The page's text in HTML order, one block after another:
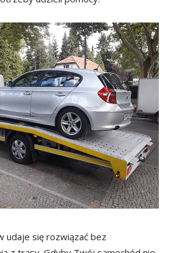
udaje się rozwiązać bez